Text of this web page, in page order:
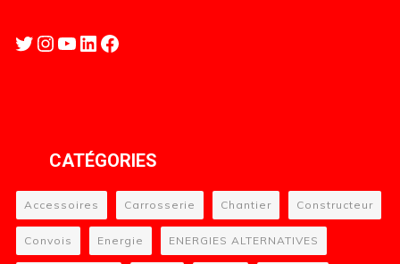
Twitter
Instagram
YouTube
LinkedIn
Facebook
CATÉGORIES
Accessoires Carrosserie Chantier Constructeur
Convois Energie ENERGIES ALTERNATIVES